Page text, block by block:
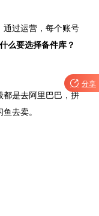
通过运营，每个账号
么要选择备件库？
都是去阿里巴巴，拼
去卖。
 分享